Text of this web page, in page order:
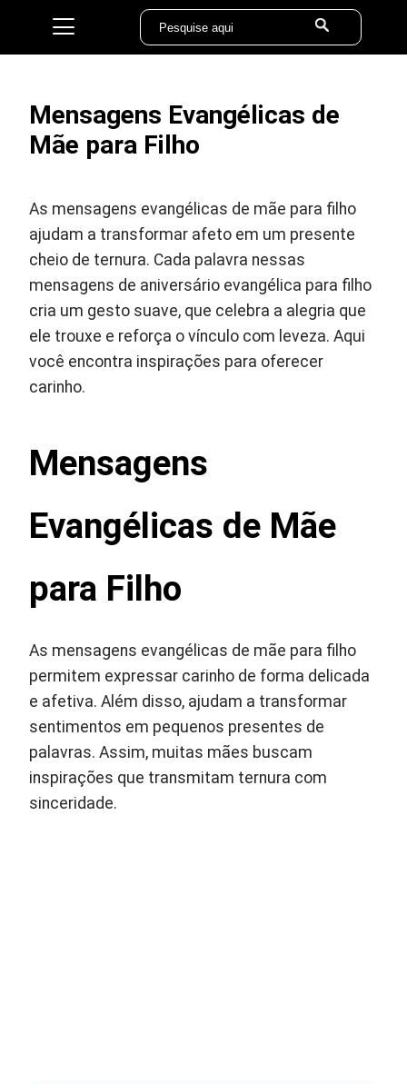
Mensagens Evangélicas de
Mãe para Filho
As mensagens evangélicas de mãe para filho
ajudam a transformar afeto em um presente
cheio de ternura. Cada palavra nessas
mensagens de aniversário evangélica para filho
cria um gesto suave, que celebra a alegria que
ele trouxe e reforça o vínculo com leveza. Aqui
você encontra inspirações para oferecer
carinho.
Mensagens
Evangélicas de Mãe
para Filho
As mensagens evangélicas de mãe para filho
permitem expressar carinho de forma delicada
e afetiva. Além disso, ajudam a transformar
sentimentos em pequenos presentes de
palavras. Assim, muitas mães buscam
inspirações que transmitam ternura com
sinceridade.